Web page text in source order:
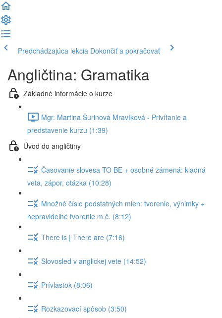
Predchádzajúca lekcia Dokončiť a pokračovať
Angličtina: Gramatika
Základné informácie o kurze
Mgr. Martina Šurinová Mravíková - Privítanie a
predstavenie kurzu (1:39)
Úvod do angličtiny
Časovanie slovesa TO BE + osobné zámená: kladná
veta, zápor, otázka (10:28)
Množné číslo podstatných mien: tvorenie, výnimky +
nepravideľné tvorenie m.č. (8:12)
There is | There are (7:16)
Slovosled v anglickej vete (14:52)
Prívlastok (8:06)
Rozkazovací spôsob (3:50)